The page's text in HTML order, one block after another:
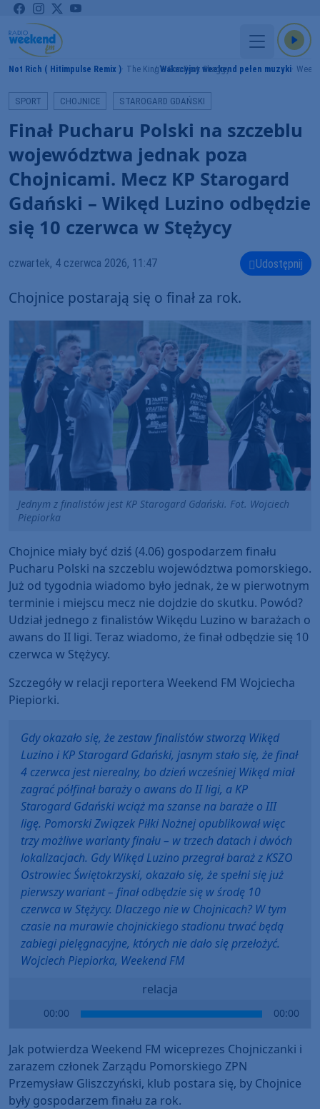
Not Rich ( Hitimpulse Remix ) The King's Son Feat. Shaggy
Wakacyjny weekend pełen muzyki
SPORT CHOJNICE STAROGARD GDAŃSKI
Finał Pucharu Polski na szczeblu
województwa jednak poza
Chojnicami. Mecz KP Starogard
Gdański – Wikęd Luzino odbędzie
się 10 czerwca w Stężycy
czwartek, 4 czerwca 2026, 11:47 Udostępnij
Chojnice postarają się o finał za rok.
Jednym z finalistów jest KP Starogard Gdański. Fot. Wojciech
Piepiorka
Chojnice miały być dziś (4.06) gospodarzem finału
Pucharu Polski na szczeblu województwa pomorskiego.
Już od tygodnia wiadomo było jednak, że w pierwotnym
terminie i miejscu mecz nie dojdzie do skutku. Powód?
Udział jednego z finalistów Wikędu Luzino w barażach o
awans do II ligi. Teraz wiadomo, że finał odbędzie się 10
czerwca w Stężycy.
Szczegóły w relacji reportera Weekend FM Wojciecha
Piepiorki.
Gdy okazało się, że zestaw finalistów stworzą Wikęd
Luzino i KP Starogard Gdański, jasnym stało się, że finał
4 czerwca jest nierealny, bo dzień wcześniej Wikęd miał
zagrać półfinał baraży o awans do II ligi, a KP
Starogard Gdański wciąż ma szanse na baraże o III
ligę. Pomorski Związek Piłki Nożnej opublikował więc
trzy możliwe warianty finału – w trzech datach i dwóch
lokalizacjach. Gdy Wikęd Luzino przegrał baraż z KSZO
Ostrowiec Świętokrzyski, okazało się, że spełni się już
pierwszy wariant – finał odbędzie się w środę 10
czerwca w Stężycy. Dlaczego nie w Chojnicach? W tym
czasie na murawie chojnickiego stadionu trwać będą
zabiegi pielęgnacyjne, których nie dało się przełożyć.
Wojciech Piepiorka, Weekend FM
relacja
00:00 00:00
Jak potwierdza Weekend FM wiceprezes Chojniczanki i
zarazem członek Zarządu Pomorskiego ZPN
Przemysław Gliszczyński, klub postara się, by Chojnice
były gospodarzem finału za rok.